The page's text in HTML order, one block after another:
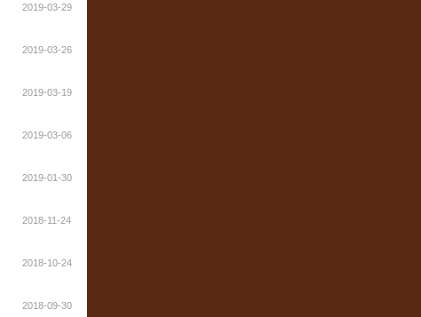
2019-03-29
2019-03-26
2019-03-19
2019-03-06
2019-01-30
2018-11-24
2018-10-24
2018-09-30